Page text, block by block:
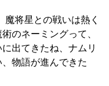
魔将星との戦いは熱く
のネーミングって、
出てきたね、ナムリ
物語が進んできた